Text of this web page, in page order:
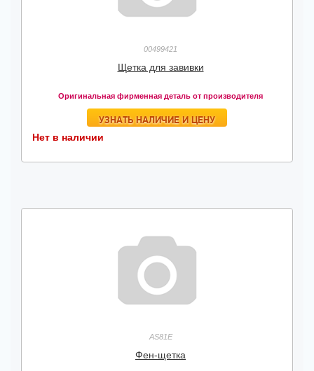
00499421
Щетка для завивки
Оригинальная фирменная деталь от производителя
УЗНАТЬ НАЛИЧИЕ И ЦЕНУ
Нет в наличии
AS81E
Фен-щетка